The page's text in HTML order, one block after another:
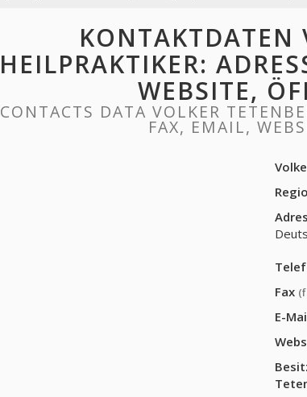
KONTAKTDATEN
HEILPRAKTIKER:
WEBSITE,
CONTACTS DATA VOLKER
FAX, EMAIL,
Fax
E-